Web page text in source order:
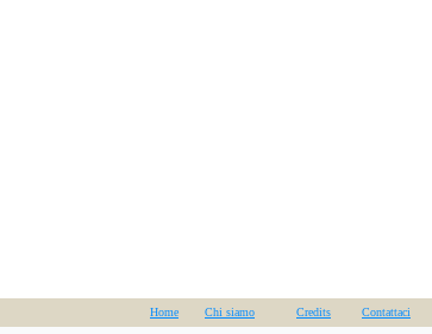
Home Chi siamo Credits Contattaci